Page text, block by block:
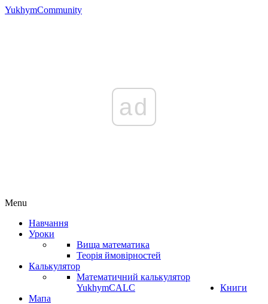
YukhymCommunity
ad
Menu
Навчання
Уроки
Вища математика
Теорія ймовірностей
Калькулятор
Математичний калькулятор
YukhymCALC
Книги
Мапа